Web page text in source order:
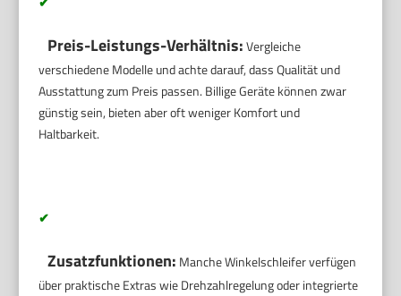
Preis-Leistungs-Verhältnis:Vergleiche
verschiedene Modelle und achte darauf, dass Qualität und
Ausstattung zum Preis passen. Billige Geräte können zwar
günstig sein, bieten aber oft weniger Komfort und
Haltbarkeit.
✔
Zusatzfunktionen: Manche Winkelschleifer verfügen
über praktische Extras wie Drehzahlregelung oder integrierte